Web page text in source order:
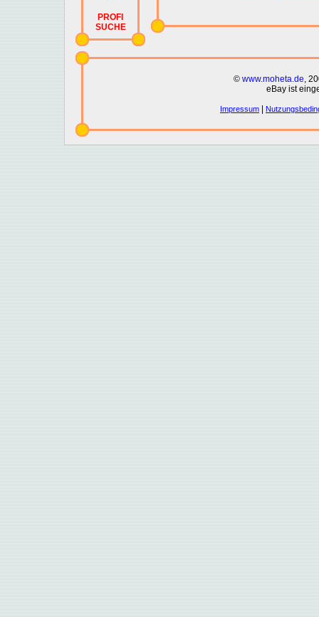
PROFI
SUCHE
© www.moheta.de,
eBay ist
Impressum